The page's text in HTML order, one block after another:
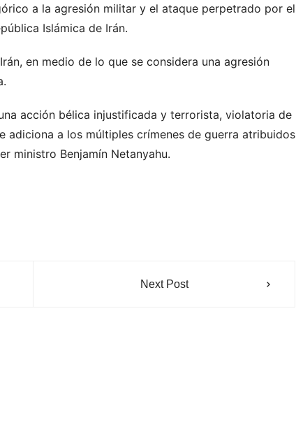
a la agresión militar y el ataque perpetrado por el
Islámica de Irán.
en medio de lo que se considera una agresión
acción bélica injustificada y terrorista, violatoria de
adiciona a los múltiples crímenes de guerra atribuidos
ministro Benjamín Netanyahu.
Next Post